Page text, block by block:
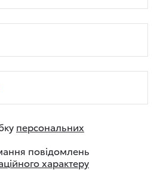
персональних
повідомлень
характеру